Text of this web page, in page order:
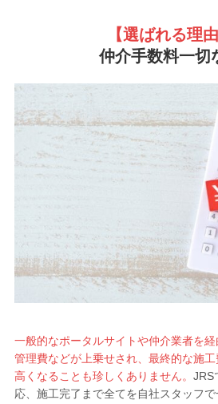
【選ばれる理由
仲介手数料一切
一般的なポータルサイトや仲介業者を
管理費などが上乗せされ、最終的な施
高くなることも珍しくありません。 JRS
応、施工完了まで全てを自社スタッフで